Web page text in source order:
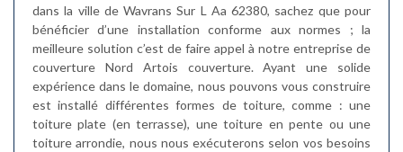
dans la ville de Wavrans Sur L Aa 62380, sachez que pour
bénéficier d’une installation conforme aux normes ; la
meilleure solution c’est de faire appel à notre entreprise de
couverture Nord Artois couverture. Ayant une solide
expérience dans le domaine, nous pouvons vous construire
est installé différentes formes de toiture, comme : une
toiture plate (en terrasse), une toiture en pente ou une
toiture arrondie, nous nous exécuterons selon vos besoins